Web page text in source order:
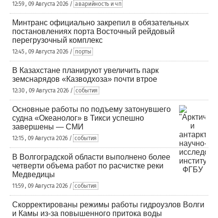
12:59 , 09 Августа 2026 / аварийность и чп
Минтранс официально закрепил в обязательных
постановлениях порта Восточный рейдовый
перегрузочный комплекс
12:45 , 09 Августа 2026 / порты
В Казахстане планируют увеличить парк
земснарядов «Казводхоза» почти втрое
12:30 , 09 Августа 2026 / события
Основные работы по подъему затонувшего
судна «Океанолог» в Тикси успешно
завершены — СМИ
12:15 , 09 Августа 2026 / события
В Волгоградской области выполнено более
четверти объема работ по расчистке реки
Медведицы
11:59 , 09 Августа 2026 / события
Скорректированы режимы работы гидроузлов Волги
и Камы из-за повышенного притока воды